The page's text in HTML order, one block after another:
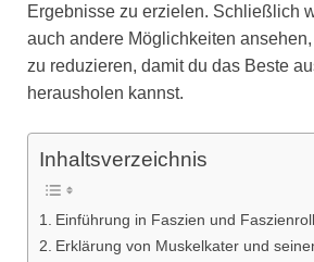
Ergebnisse zu erzielen. Schließlich
auch andere Möglichkeiten
zu reduzieren, damit du das Beste
herausholen kannst.
Inhaltsverzeichnis
Einführung in Faszien und
Erklärung von Muskelkater und